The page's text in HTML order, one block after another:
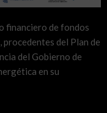
financiero de fondos
del Plan de
del Gobierno de
en su